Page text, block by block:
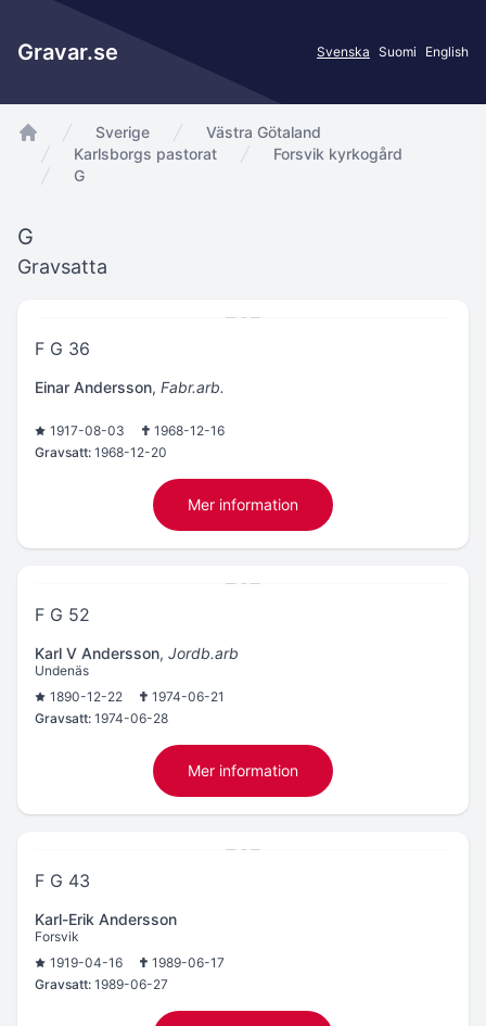
Gravar.se Svenska Suomi English
app.Start
Sverige
Västra Götaland
Karlsborgs pastorat
Forsvik kyrkogård
G
G
Gravsatta
F G 36
Einar Andersson, Fabr.arb.
1917-08-03
1968-12-16
Gravsatt: 1968-12-20
Mer information
F G 52
Karl V Andersson, Jordb.arb
Undenäs
1890-12-22
1974-06-21
Gravsatt: 1974-06-28
Mer information
F G 43
Karl-Erik Andersson
Forsvik
1919-04-16
1989-06-17
Gravsatt: 1989-06-27